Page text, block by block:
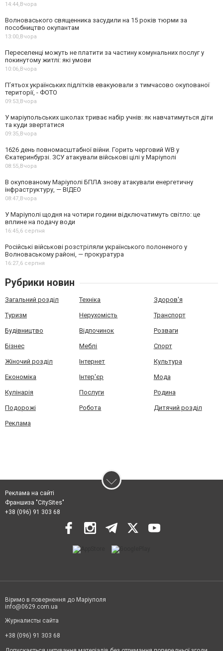
14:44,Вчора
Волноваського священника засудили на 15 років тюрми за
пособництво окупантам
13:00,Вчора
Переселенці можуть не платити за частину комунальних послуг у
покинутому житлі: які умови
10:06,Вчора
П’ятьох українських підлітків евакуювали з тимчасово окупованої
території, - ФОТО
09:53,Вчора
У маріупольських школах триває набір учнів: як навчатимуться діти
та куди звертатися
09:35,Вчора
1626 день повномасштабної війни. Горить черговий WB у
Єкатеринбурзі. ЗСУ атакували військові цілі у Маріуполі
08:55,Вчора
В окупованому Маріуполі БПЛА знову атакували енергетичну
інфраструктуру, — ВІДЕО
08:47,Вчора
У Маріуполі щодня на чотири години відключатимуть світло: це
вплине на подачу води
16:45,6 серпня
Російські військові розстріляли українського полоненого у
Волноваському районі, — прокуратура
16:27,6 серпня
Рубрики новин
Загальний розділ Техніка Здоров'я
Туризм Нерухомість Транспорт
Будівництво Відпочинок Розваги
Бізнес Меблі Спорт
Жіночий розділ Інтернет Культура
Економіка Інтер'єр Мода
Кулінарія Послуги Родина
Подорожі Робота Дитячий розділ
Реклама
Реклама на сайті
Франшиза "CitySites"
+38 (096) 91 303 68
Віримо в повернення до Маріуполя
info@0629.com.ua
Журналисты сайта
+38 (096) 91 303 68